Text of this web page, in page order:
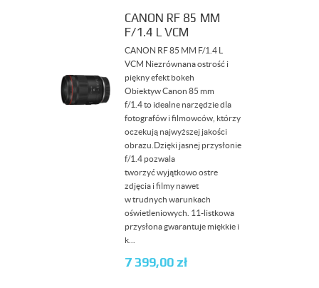
CANON RF 85 MM
F/1.4 L VCM
CANON RF 85 MM F/1.4 L
VCM Niezrównana ostrość i
piękny efekt bokeh
Obiektyw Canon 85 mm
f/1.4 to idealne narzędzie dla
fotografów i filmowców, którzy
oczekują najwyższej jakości
obrazu.Dzięki jasnej przysłonie
f/1.4 pozwala
tworzyć wyjątkowo ostre
zdjęcia i filmy nawet
w trudnych warunkach
oświetleniowych. 11-listkowa
przysłona gwarantuje miękkie i
k...
7 399,00 zł